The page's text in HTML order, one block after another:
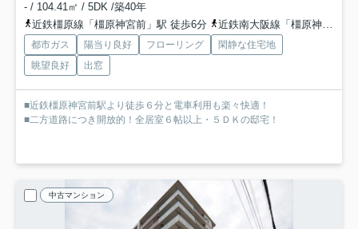
- / 104.41㎡ / 5DK /築40年
近鉄橿原線「橿原神宮前」駅 徒歩6分
近鉄南大阪線「橿原神宮前」駅 徒歩6分
都市ガス 陽当り良好 フローリング
閑静な住宅地
眺望良好
出窓
■近鉄橿原神宮前駅より徒歩６分と電車利用も楽々快適！
■二方道路につき開放的！全居室６帖以上・５ＤＫの邸宅！
中古マンション